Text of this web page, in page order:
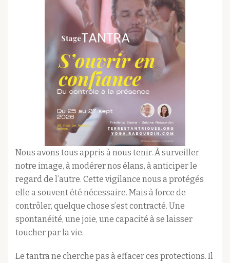
Nous avons tous appris à nous tenir. À surveiller
notre image, à modérer nos élans, à anticiper le
regard de l’autre. Cette vigilance nous a protégés
elle a souvent été nécessaire. Mais à force de
contrôler, quelque chose s’est contracté. Une
spontanéité, une joie, une capacité à se laisser
toucher par la vie.
Le tantra ne cherche pas à effacer ces protections. Il